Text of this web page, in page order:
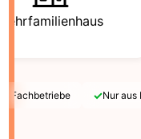
Mehrfamilienhaus
Fachbetriebe ✓Nur aus